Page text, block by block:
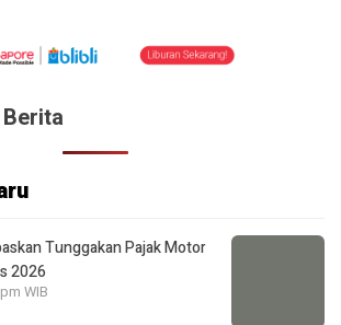
Tunggakan Pajak Motor
2026
WIB